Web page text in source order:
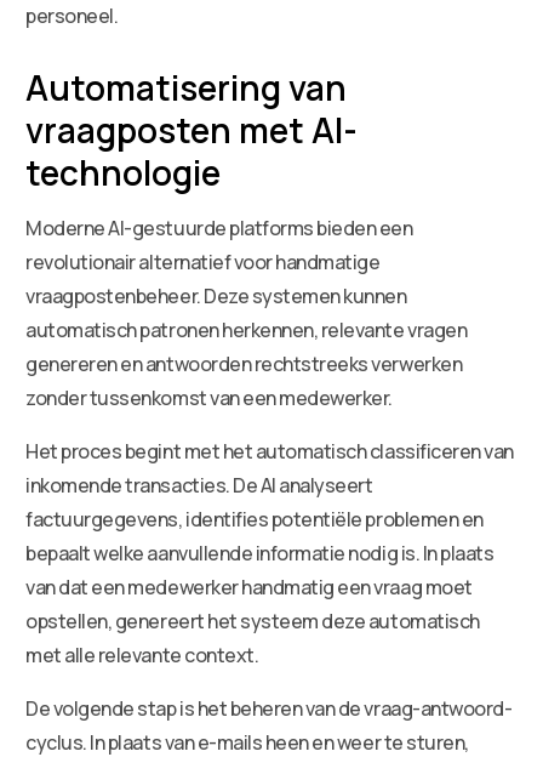
personeel.
Automatisering van
vraagposten met AI-
technologie
Moderne AI-gestuurde platforms bieden een
revolutionair alternatief voor handmatige
vraagpostenbeheer. Deze systemen kunnen
automatisch patronen herkennen, relevante vragen
genereren en antwoorden rechtstreeks verwerken
zonder tussenkomst van een medewerker.
Het proces begint met het automatisch classificeren van
inkomende transacties. De AI analyseert
factuurgegevens, identifies potentiële problemen en
bepaalt welke aanvullende informatie nodig is. In plaats
van dat een medewerker handmatig een vraag moet
opstellen, genereert het systeem deze automatisch
met alle relevante context.
De volgende stap is het beheren van de vraag-antwoord-
cyclus. In plaats van e-mails heen en weer te sturen,